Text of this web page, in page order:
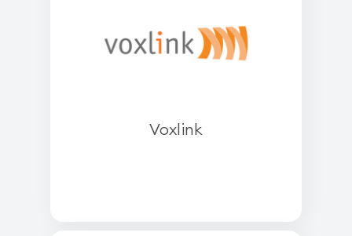
Voxlink